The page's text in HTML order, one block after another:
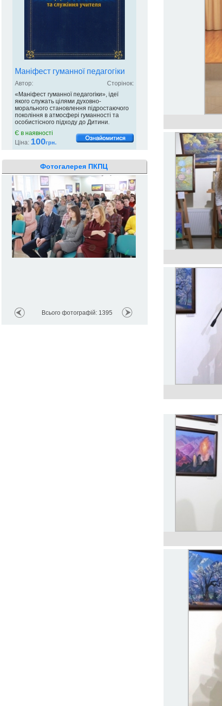
Маніфест гуманної педагогіки
Автор:
Сторінок:
«Маніфест гуманної педагогіки», ідеї
якого служать цілями духовно-
морального становлення підростаючого
покоління в атмосфері гуманності та
особистісного підходу до Дитини.
Є в наявності
Ціна: 100грн.
Фотогалерея ПКПЦ
Всього фотографій: 1395